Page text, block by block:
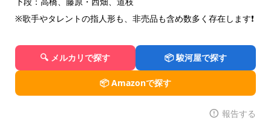
※歌手やタレントの指人形も、非売品も含め数多く存在します❗️
🔍 メルカリで探す 📦 駿河屋で探す
📦 Amazonで探す
報告する